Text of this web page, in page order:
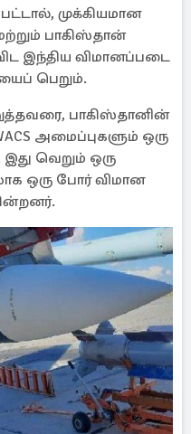
முக்கியமான
பாகிஸ்தான்
இந்திய விமானப்படை
பெறும்.
பாகிஸ்தானின்
அமைப்புகளும் ஒரு
வெறும் ஒரு
ஒரு போர் விமான